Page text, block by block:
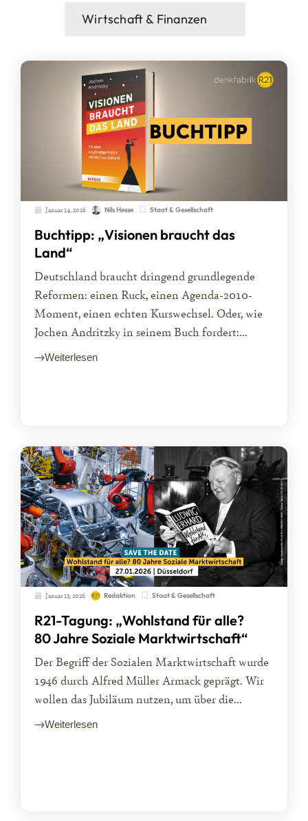
Wirtschaft & Finanzen
Januar 14, 2026 Nils Hesse Staat & Gesellschaft
Buchtipp: „Visionen braucht das
Land“
Deutschland braucht dringend grundlegende
Reformen: einen Ruck, einen Agenda-2010-
Moment, einen echten Kurswechsel. Oder, wie
Jochen Andritzky in seinem Buch fordert:...
Weiterlesen
Januar 13, 2026 Redaktion Staat & Gesellschaft
R21-Tagung: „Wohlstand für alle?
80 Jahre Soziale Marktwirtschaft“
Der Begriff der Sozialen Marktwirtschaft wurde
1946 durch Alfred Müller Armack geprägt. Wir
wollen das Jubiläum nutzen, um über die...
Weiterlesen